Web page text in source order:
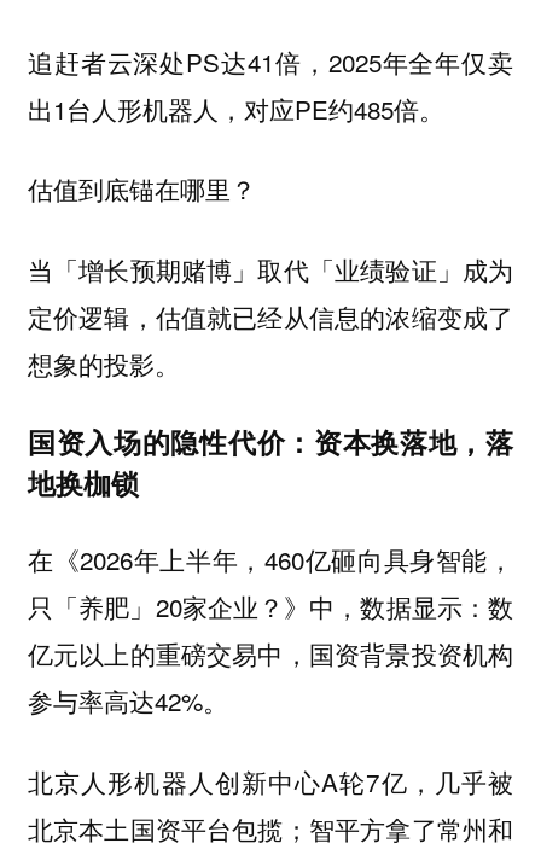
追赶者云深处PS达41倍，2025年全年仅卖
出1台人形机器人，对应PE约485倍。
估值到底锚在哪里？
当「增长预期赌博」取代「业绩验证」成为
定价逻辑，估值就已经从信息的浓缩变成了
想象的投影。
国资入场的隐性代价：资本换落地，落
地换枷锁
在《2026年上半年，460亿砸向具身智能，
只「养肥」20家企业？》中，数据显示：数
亿元以上的重磅交易中，国资背景投资机构
参与率高达42%。
北京人形机器人创新中心A轮7亿，几乎被
北京本土国资平台包揽；智平方拿了常州和